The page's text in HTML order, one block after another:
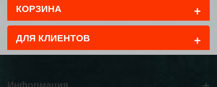
КОРЗИНА +
ДЛЯ КЛИЕНТОВ +
Информация